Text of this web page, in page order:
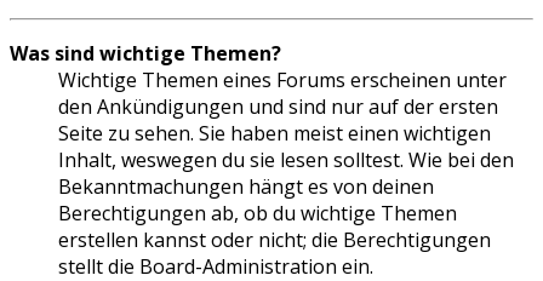
Was sind wichtige Themen?
Wichtige Themen eines Forums erscheinen unter
den Ankündigungen und sind nur auf der ersten
Seite zu sehen. Sie haben meist einen wichtigen
Inhalt, weswegen du sie lesen solltest. Wie bei den
Bekanntmachungen hängt es von deinen
Berechtigungen ab, ob du wichtige Themen
erstellen kannst oder nicht; die Berechtigungen
stellt die Board-Administration ein.